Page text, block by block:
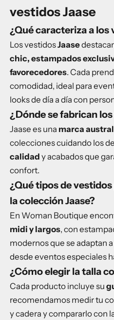
vestidos Jaase
¿Qué caracteriza a los
Los vestidosJaase
chic, estampados
favorecedores. Cada
comodidad, ideal para
looks de día a día con
¿Dónde se fabrican
Jaase es una marca
colecciones cuidando los
calidad y acabados que
confort.
¿Qué tipos de
la colección Jaase?
En Woman Boutique
midi y largos, con
modernos que se adaptan
desde eventos especiales
¿Cómo elegir la talla
Cada producto incluye su
recomendamos medir tu
y cadera y compararlo con